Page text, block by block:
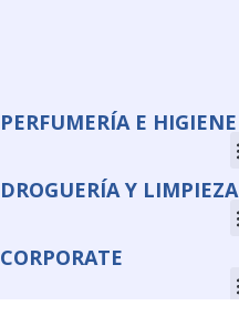
PERFUMERÍA E HIGIENE
DROGUERÍA Y LIMPIEZA
CORPORATE